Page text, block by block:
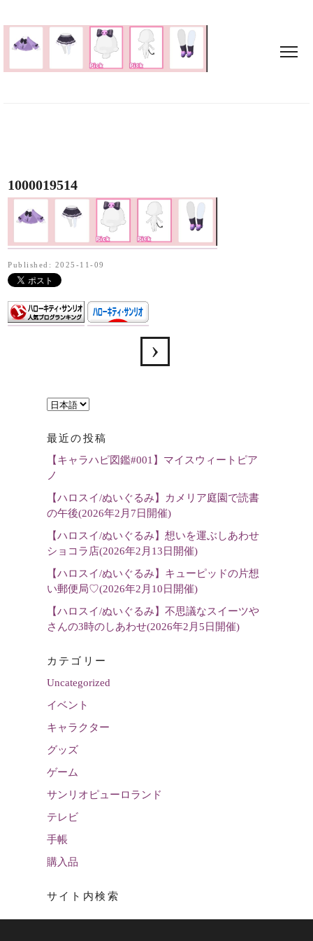
1000019514
Published: 2025-11-09
言
を
選
最近の投稿
【キャラハピ図鑑#001】マイスウィートピア
ノ
【ハロスイ/ぬいぐるみ】カメリア庭園で読書
の午後(2026年2月7日開催)
【ハロスイ/ぬいぐるみ】想いを運ぶしあわせ
ショコラ店(2026年2月13日開催)
【ハロスイ/ぬいぐるみ】キューピッドの片想
い郵便局♡(2026年2月10日開催)
【ハロスイ/ぬいぐるみ】不思議なスイーツや
さんの3時のしあわせ(2026年2月5日開催)
カテゴリー
Uncategorized
イベント
キャラクター
グッズ
ゲーム
サンリオピューロランド
テレビ
手帳
購入品
サイト内検索